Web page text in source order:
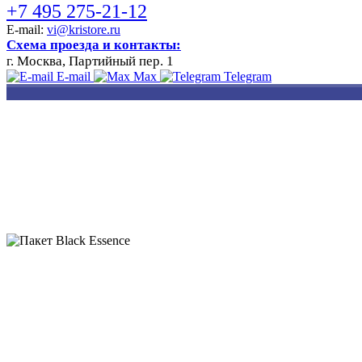
+7 495 275-21-12
E-mail: vi@kristore.ru
Схема проезда и контакты:
г. Москва, Партийный пер. 1
E-mail Max Telegram